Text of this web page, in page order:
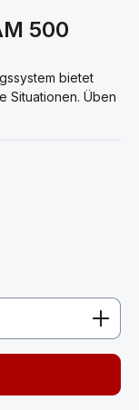
500
bietet
Situationen. Üben
Wert ein